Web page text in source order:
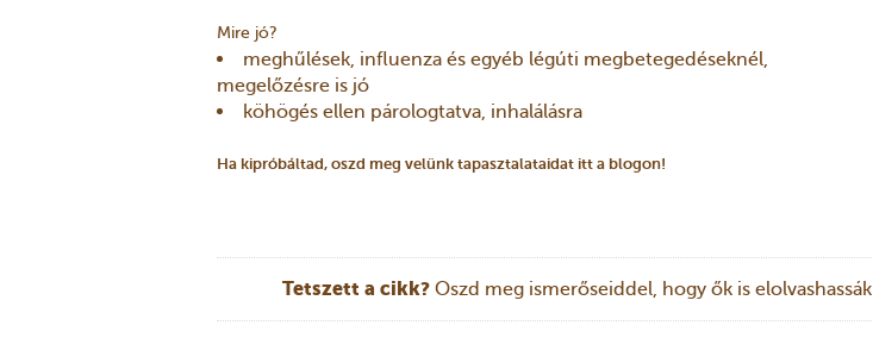
Mire jó?
meghűlések, influenza és egyéb légúti megbetegedéseknél,
megelőzésre is jó
köhögés ellen párologtatva, inhalálásra
Ha kipróbáltad, oszd meg velünk tapasztalataidat itt a blogon!
Tetszett a cikk? Oszd meg ismerőseiddel, hogy ők is elolvashassák